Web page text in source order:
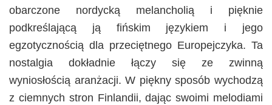
obarczone nordycką melancholią i pięknie
podkreślającą ją fińskim językiem i jego
egzotycznością dla przeciętnego Europejczyka. Ta
nostalgia dokładnie łączy się ze zwinną
wyniosłością aranżacji. W piękny sposób wychodzą
z ciemnych stron Finlandii, dając swoimi melodiami